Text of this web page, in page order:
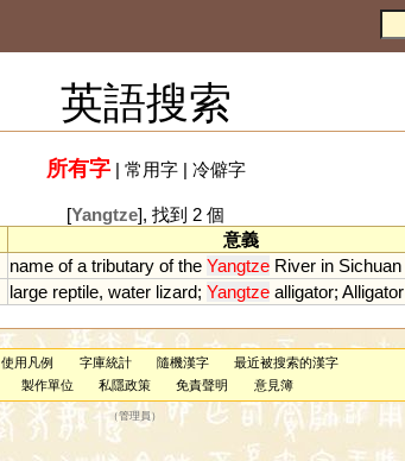
英語搜索
所有字| 常用字| 冷僻字
[Yangtze], 找到 2 個
意義
name of a tributary of the Yangtze River in Sichuan
large reptile, water lizard; Yangtze alligator; Alligator
使用凡例 字庫統計 隨機漢字
最近被搜索的漢字
製作單位 私隱政策 免責聲明 意見簿
（管理員 ）